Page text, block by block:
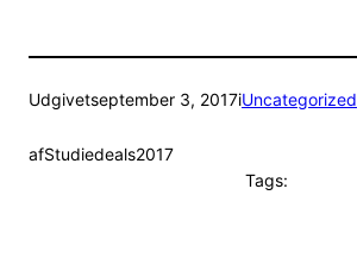
Udgivetseptember 3, 2017iUncategorized
afStudiedeals2017
Tags: